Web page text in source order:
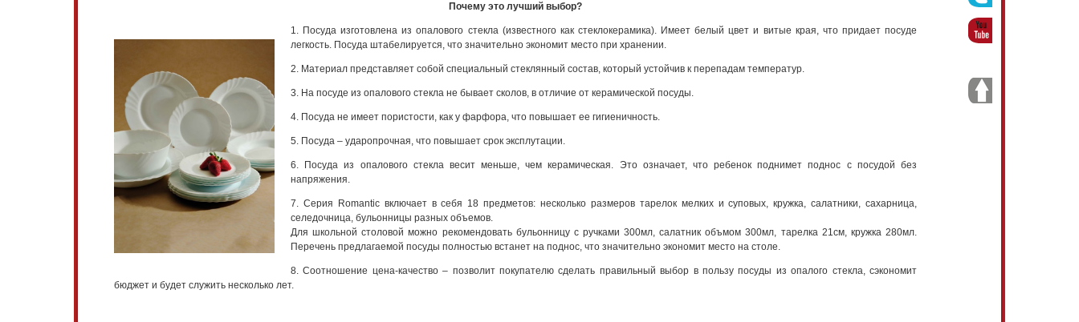
Почему это лучший выбор?
1. Посуда изготовлена из опалового стекла (известного как стеклокерамика). Имеет белый цвет и витые края, что придает посуде
легкость. Посуда штабелируется, что значительно экономит место при хранении.
2. Материал представляет собой специальный стеклянный состав, который устойчив к перепадам температур.
3. На посуде из опалового стекла не бывает сколов, в отличие от керамической посуды.
4. Посуда не имеет пористости, как у фарфора, что повышает ее гигиеничность.
5. Посуда – ударопрочная, что повышает срок эксплутации.
6. Посуда из опалового стекла весит меньше, чем керамическая. Это означает, что ребенок поднимет поднос с посудой без
напряжения.
7. Серия Romantic включает в себя 18 предметов: несколько размеров тарелок мелких и суповых, кружка, салатники, сахарница,
селедочница, бульонницы разных объемов.
Для школьной столовой можно рекомендовать бульонницу с ручками 300мл, салатник объмом 300мл, тарелка 21см, кружка 280мл.
Перечень предлагаемой посуды полностью встанет на поднос, что значительно экономит место на столе.
8. Соотношение цена-качество – позволит покупателю сделать правильный выбор в пользу посуды из опалого стекла, сэкономит
бюджет и будет служить несколько лет.